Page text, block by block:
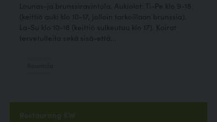
Lounas-ja brunssiravintola. Aukiolot: Ti-Pe klo 9-18
(keittiö auki klo 10-17, jolloin tarkoillaan brunssia).
La-Su klo 10-18 (keittiö sulkeutuu klo 17). Koirat
tervetulleita sekä sisä-että...
Restaurang KW